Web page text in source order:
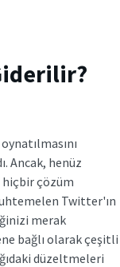
Ancak, henüz
hiçbir çözüm
Twitter'ın
merak
bağlı olarak çeşitli
düzeltmeleri